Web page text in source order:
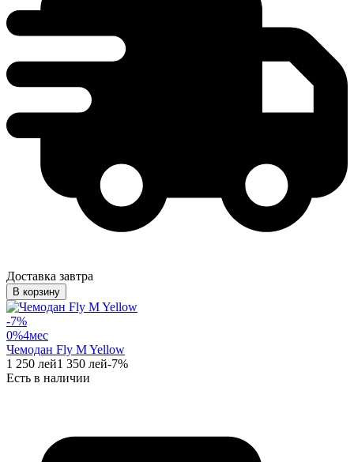
Доставка завтра
В корзину
-7%
0%4мес
Чемодан Fly M Yellow
1 250 лей1 350 лей-7%
Есть в наличии